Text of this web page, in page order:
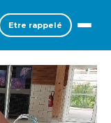
Etre rappelé